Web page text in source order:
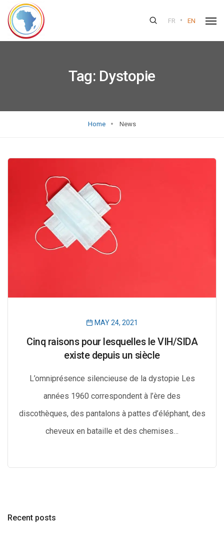
FR • EN
Tag: Dystopie
Home News
MAY 24, 2021
Cinq raisons pour lesquelles le VIH/SIDA
existe depuis un siècle
L’omniprésence silencieuse de la dystopie Les
années 1960 correspondent à l’ère des
discothèques, des pantalons à pattes d’éléphant, des
cheveux en bataille et des chemises…
Recent posts